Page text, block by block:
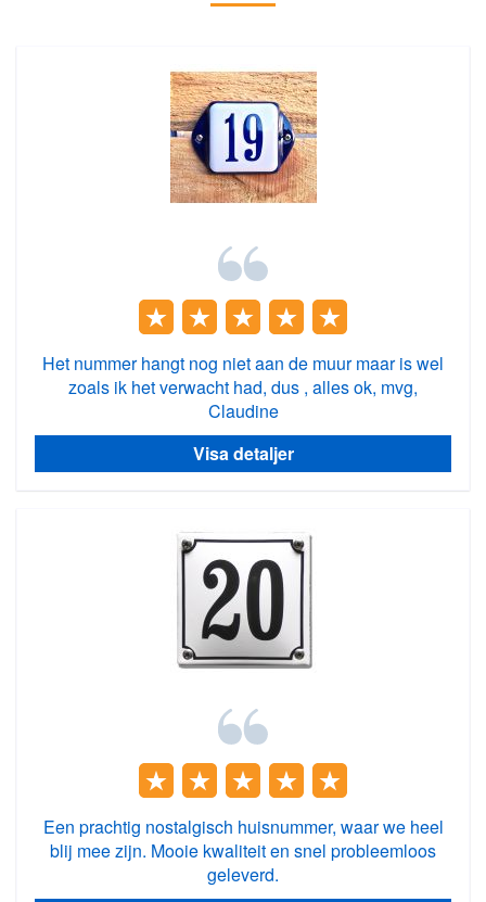
Het nummer hangt nog niet aan de muur maar is wel
zoals ik het verwacht had, dus , alles ok, mvg,
Claudine
Visa detaljer
Een prachtig nostalgisch huisnummer, waar we heel
blij mee zijn. Mooie kwaliteit en snel probleemloos
geleverd.